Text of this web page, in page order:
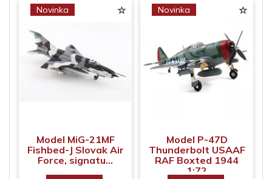
Novinka
Model MiG-21MF
Fishbed-J Slovak Air
Force, signatu...
Novinka
Model P-47D
Thunderbolt USAAF
RAF Boxted 1944
1:72